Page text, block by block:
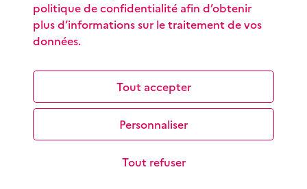
Si vous souhaitez vous abonner gratuitement à la lettre
d'information mensuelle du CLEMI, cliquezici →
Tout accepter
Tout refuser
Personnaliser
politique de confidentialité afin d’obtenir
plus d’informations sur le traitement de vos
données.